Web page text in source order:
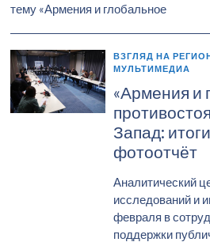
тему «Армения и глобальное
ВЗГЛЯД НА
МУЛЬТИМЕДИА
«Армения и
Запад:
фотоотчёт
Аналитический
исследований и
февраля в
поддержки